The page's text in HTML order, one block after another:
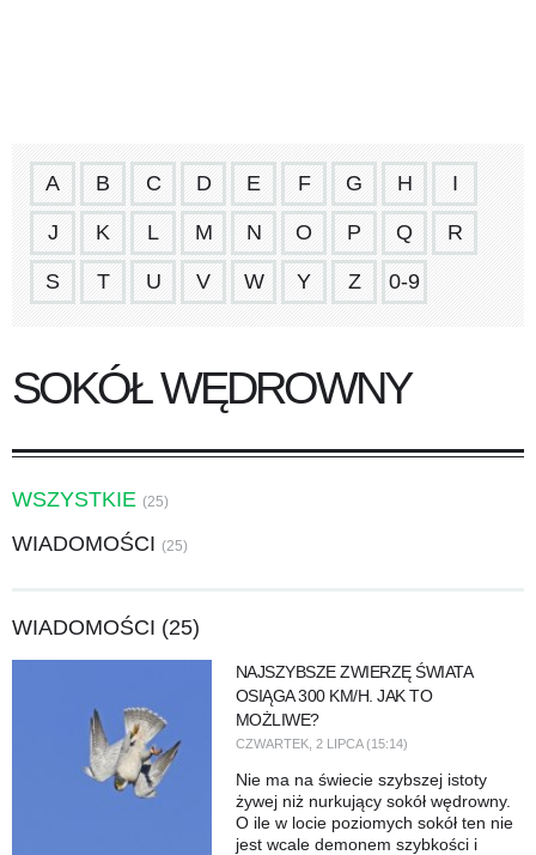
A B C D E F G H I
J K L M N O P Q R
S T U V W Y Z 0-9
SOKÓŁ WĘDROWNY
WSZYSTKIE (25)
WIADOMOŚCI (25)
WIADOMOŚCI (25)
NAJSZYBSZE ZWIERZĘ ŚWIATA
OSIĄGA 300 KM/H. JAK TO
MOŻLIWE?
CZWARTEK, 2 LIPCA (15:14)
Nie ma na świecie szybszej istoty
żywej niż nurkujący sokół wędrowny.
O ile w locie poziomych sokół ten nie
jest wcale demonem szybkości i